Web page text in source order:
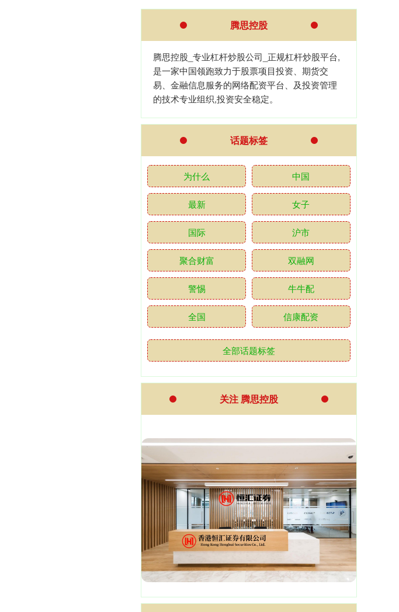
腾思控股
腾思控股_专业杠杆炒股公司_正规杠杆炒股平台,
是一家中国领跑致力于股票项目投资、期货交
易、金融信息服务的网络配资平台、及投资管理
的技术专业组织,投资安全稳定。
话题标签
为什么 中国
最新 女子
国际 沪市
聚合财富 双融网
警惕 牛牛配
全国 信康配资
全部话题标签
关注 腾思控股